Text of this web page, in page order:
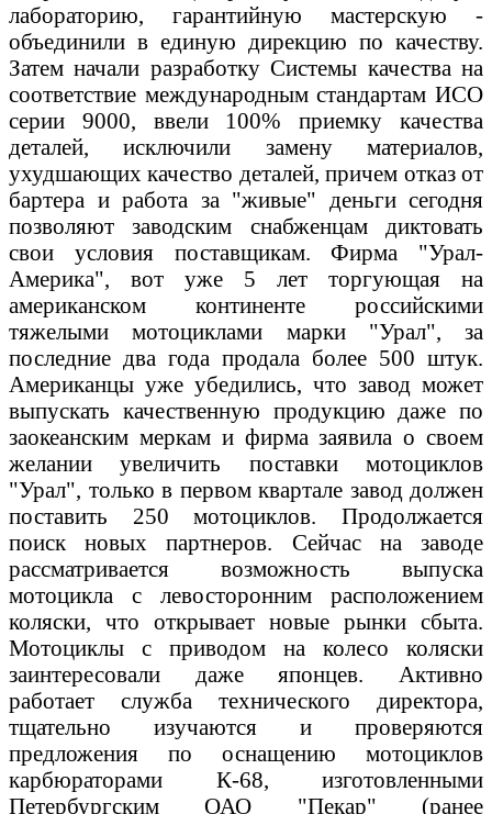
лабораторию, гарантийную мастерскую -
объединили в единую дирекцию по качеству.
Затем начали разработку Системы качества на
соответствие международным стандартам ИСО
серии 9000, ввели 100% приемку качества
деталей, исключили замену материалов,
ухудшающих качество деталей, причем отказ от
бартера и работа за "живые" деньги сегодня
позволяют заводским снабженцам диктовать
свои условия поставщикам. Фирма "Урал-
Америка", вот уже 5 лет торгующая на
американском континенте российскими
тяжелыми мотоциклами марки "Урал", за
последние два года продала более 500 штук.
Американцы уже убедились, что завод может
выпускать качественную продукцию даже по
заокеанским меркам и фирма заявила о своем
желании увеличить поставки мотоциклов
"Урал", только в первом квартале завод должен
поставить 250 мотоциклов. Продолжается
поиск новых партнеров. Сейчас на заводе
рассматривается возможность выпуска
мотоцикла с левосторонним расположением
коляски, что открывает новые рынки сбыта.
Мотоциклы с приводом на колесо коляски
заинтересовали даже японцев. Активно
работает служба технического директора,
тщательно изучаются и проверяются
предложения по оснащению мотоциклов
карбюраторами К-68, изготовленными
Петербургским ОАО "Пекар" (ранее